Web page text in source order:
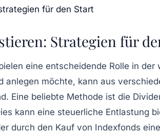
für den Start
Strategien für
eine entscheidende Rolle in
anlegen möchte, kann aus
Eine beliebte Methode ist die
kann eine steuerliche Entlastung
durch den Kauf von Indexfonds